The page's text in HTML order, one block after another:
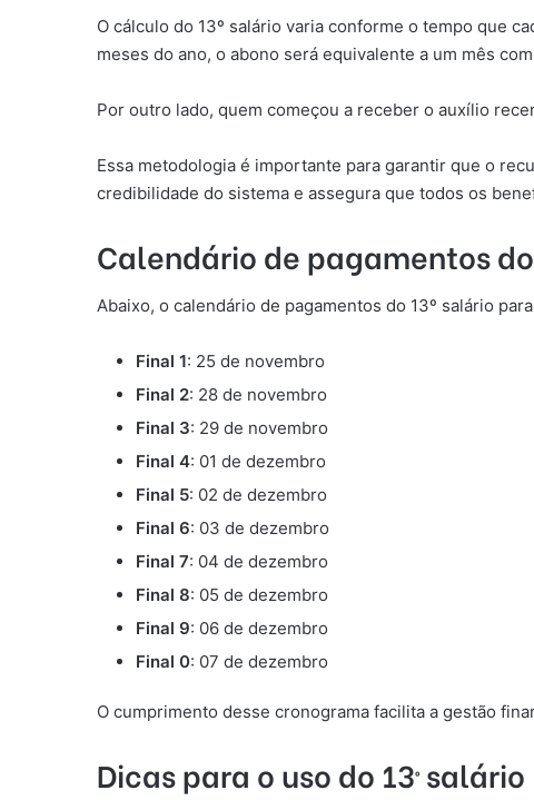
O cálculo do 13º salário varia conforme o tempo que
meses do ano, o abono será equivalente a um mês
Por outro lado, quem começou a receber o auxílio
Essa metodologia é importante para garantir que o
credibilidade do sistema e assegura que todos os
Calendário de pagamentos do
Abaixo, o calendário de pagamentos do 13º salário
Final 1: 25 de novembro
Final 2: 28 de novembro
Final 3: 29 de novembro
Final 4: 01 de dezembro
Final 5: 02 de dezembro
Final 6: 03 de dezembro
Final 7: 04 de dezembro
Final 8: 05 de dezembro
Final 9: 06 de dezembro
Final 0: 07 de dezembro
O cumprimento desse cronograma facilita a gestão
Dicas para o uso do 13º salário